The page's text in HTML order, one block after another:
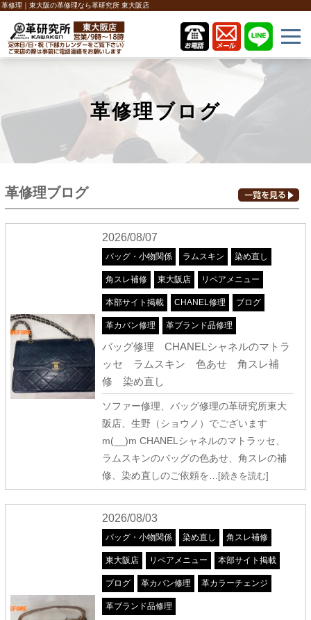
革修理｜東大阪の革修理なら革研究所 東大阪店
革修理ブログ
革修理ブログ
2026/08/07
バッグ・小物関係 ラムスキン 染め直し
角スレ補修 東大阪店 リペアメニュー
本部サイト掲載 CHANEL修理 ブログ
革カバン修理 革ブランド品修理
バッグ修理 CHANELシャネルのマトラ
ッセ ラムスキン 色あせ 角スレ補
修 染め直し
ソファー修理、バッグ修理の革研究所東大
阪店、生野（ショウノ）でございます
m(__)m CHANELシャネルのマトラッセ、
ラムスキンのバッグの色あせ、角スレの補
修、染め直しのご依頼を…[続きを読む]
2026/08/03
バッグ・小物関係 染め直し 角スレ補修
東大阪店 リペアメニュー 本部サイト掲載
ブログ 革カバン修理 革カラーチェンジ
革ブランド品修理